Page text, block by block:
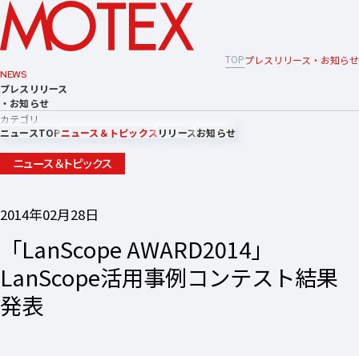
TOPプレスリリース・お知らせ
NEWS
プレスリリース
・お知らせ
カテゴリ
ニュースTOPニュース＆トピックスリリースお知らせ
ニュース＆トピックス
2014年02月28日
「LanScope AWARD2014」
LanScope活用事例コンテスト結果
発表